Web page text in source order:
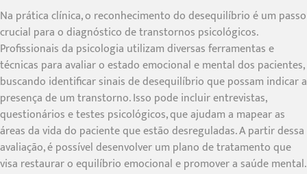
Na prática clínica, o reconhecimento do desequilíbrio é um passo
crucial para o diagnóstico de transtornos psicológicos.
Profissionais da psicologia utilizam diversas ferramentas e
técnicas para avaliar o estado emocional e mental dos pacientes,
buscando identificar sinais de desequilíbrio que possam indicar a
presença de um transtorno. Isso pode incluir entrevistas,
questionários e testes psicológicos, que ajudam a mapear as
áreas da vida do paciente que estão desreguladas. A partir dessa
avaliação, é possível desenvolver um plano de tratamento que
visa restaurar o equilíbrio emocional e promover a saúde mental.